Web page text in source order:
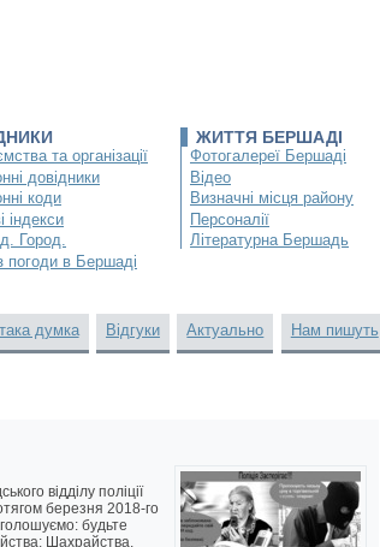
та організації
довідники
коди
індекси
Город.
погоди в Бершаді
ЖИТТЯ БЕРШАДІ
Фотогалереї Бершаді
Відео
Визначні місця району
Персоналії
Літературна Бершадь
думка Відгуки Актуально Нам пишуть
відділу поліції
березня 2018-го
будьте
Шахрайства,